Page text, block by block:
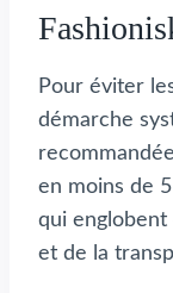
Pour éviter
démarche
en moins de
qui
et de la